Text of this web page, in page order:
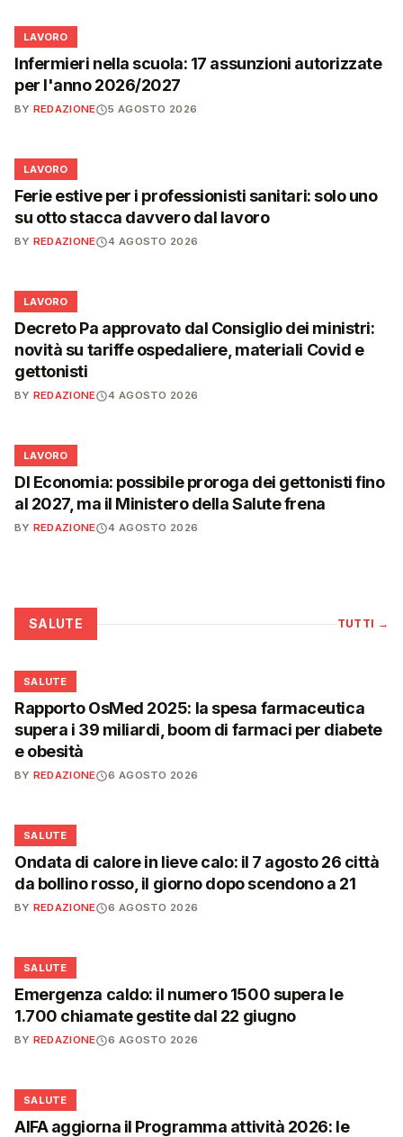
💼
LAVORO
Infermieri nella scuola: 17 assunzioni autorizzate
per l'anno 2026/2027
BY REDAZIONE 5 AGOSTO 2026
💼
LAVORO
Ferie estive per i professionisti sanitari: solo uno
su otto stacca davvero dal lavoro
BY REDAZIONE 4 AGOSTO 2026
💼
LAVORO
Decreto Pa approvato dal Consiglio dei ministri:
novità su tariffe ospedaliere, materiali Covid e
gettonisti
BY REDAZIONE 4 AGOSTO 2026
💼
LAVORO
Dl Economia: possibile proroga dei gettonisti fino
al 2027, ma il Ministero della Salute frena
BY REDAZIONE 4 AGOSTO 2026
SALUTE TUTTI →
❤️
SALUTE
Rapporto OsMed 2025: la spesa farmaceutica
supera i 39 miliardi, boom di farmaci per diabete
e obesità
BY REDAZIONE 6 AGOSTO 2026
❤️
SALUTE
Ondata di calore in lieve calo: il 7 agosto 26 città
da bollino rosso, il giorno dopo scendono a 21
BY REDAZIONE 6 AGOSTO 2026
❤️
SALUTE
Emergenza caldo: il numero 1500 supera le
1.700 chiamate gestite dal 22 giugno
BY REDAZIONE 6 AGOSTO 2026
❤️
SALUTE
AIFA aggiorna il Programma attività 2026: le